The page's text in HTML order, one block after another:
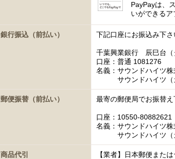
PayPayは、
いができるア
銀行振込（前払い） 下記口座にお振込み下さ
千葉興業銀行 辰巳台（
口座：普通 1081276
名義：サウンドハイツ株
サウンドハイツ（
郵便振替（前払い） 最寄の郵便局でお振替え
口座：10550-80882621
名義：サウンドハイツ株
サウンドハイツ（
商品代引 【業者】日本郵便また